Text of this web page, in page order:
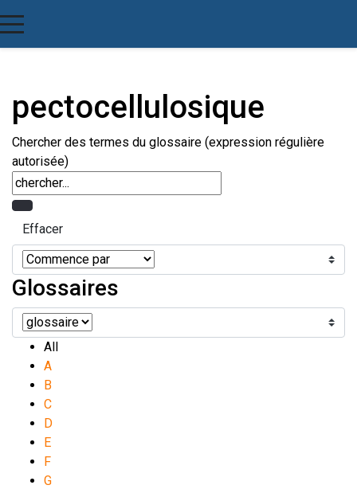
pectocellulosique
Chercher des termes du glossaire (expression régulière
autorisée)
Glossaires
All
A
B
C
D
E
F
G